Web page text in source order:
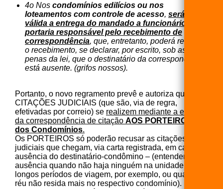
4o Nos condomínios edilícios ou nos
loteamentos com controle de acesso, será
válida a entrega do mandado a funcionário da
portaria responsável pelo recebimento de
correspondência, que, entretanto, poderá recusar
o recebimento, se declarar, por escrito, sob as
penas da lei, que o destinatário da correspondência
está ausente. (grifos nossos).
Portanto, o novo regramento prevê e autoriza que as
CITAÇÕES JUDICIAIS (que são, via de regra,
efetivadas por correio) se realizem mediante a entrega
da correspondência de citação AOS PORTEIROS
dos Condomínios.
Os PORTEIROS só poderão recusar as citações
judiciais que chegam, via carta registrada, em caso de
ausência do destinatário-condômino – (entendendo-se
ausência quando não haja ninguém na unidade por
longos períodos de viagem, por exemplo, ou quando o
réu não resida mais no respectivo condomínio).